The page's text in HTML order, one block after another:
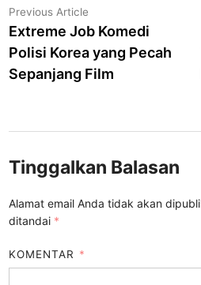
Navigasi
pos
Previous Article
article:
Extreme Job Komedi
Polisi Korea yang Pecah
Sepanjang Film
Tinggalkan Balasan
Alamat email Anda tidak akan
ditandai *
KOMENTAR *